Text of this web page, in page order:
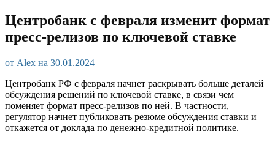
Центробанк с февраля изменит формат
пресс-релизов по ключевой ставке
от Alex на 30.01.2024
Центробанк РФ с февраля начнет раскрывать больше деталей
обсуждения решений по ключевой ставке, в связи чем
поменяет формат пресс-релизов по ней. В частности,
регулятор начнет публиковать резюме обсуждения ставки и
откажется от доклада по денежно-кредитной политике.